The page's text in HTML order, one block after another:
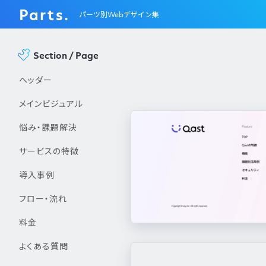
Parts. パーツ別Webデザイン集
Section / Page
ヘッダー
メインビジュアル
悩み・課題解決
サービスの特徴
導入事例
フロー・流れ
料金
よくある質問